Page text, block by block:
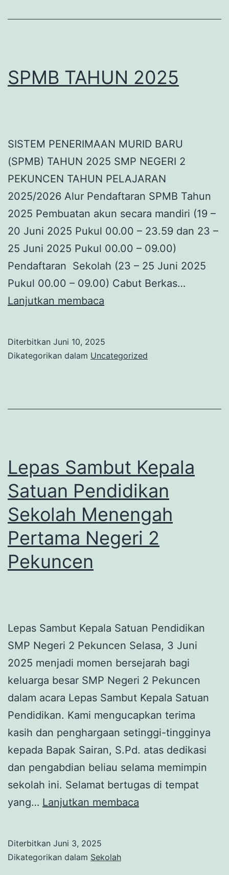
SPMB TAHUN 2025
SISTEM PENERIMAAN MURID BARU
(SPMB) TAHUN 2025 SMP NEGERI 2
PEKUNCEN TAHUN PELAJARAN
2025/2026 Alur Pendaftaran SPMB Tahun
2025 Pembuatan akun secara mandiri (19 –
20 Juni 2025 Pukul 00.00 – 23.59 dan 23 –
25 Juni 2025 Pukul 00.00 – 09.00)
Pendaftaran Sekolah (23 – 25 Juni 2025
Pukul 00.00 – 09.00) Cabut Berkas…
Lanjutkan membaca
Diterbitkan Juni 10, 2025
Dikategorikan dalam Uncategorized
Lepas Sambut Kepala
Satuan Pendidikan
Sekolah Menengah
Pertama Negeri 2
Pekuncen
Lepas Sambut Kepala Satuan Pendidikan
SMP Negeri 2 Pekuncen Selasa, 3 Juni
2025 menjadi momen bersejarah bagi
keluarga besar SMP Negeri 2 Pekuncen
dalam acara Lepas Sambut Kepala Satuan
Pendidikan. Kami mengucapkan terima
kasih dan penghargaan setinggi-tingginya
kepada Bapak Sairan, S.Pd. atas dedikasi
dan pengabdian beliau selama memimpin
sekolah ini. Selamat bertugas di tempat
yang… Lanjutkan membaca
Diterbitkan Juni 3, 2025
Dikategorikan dalam Sekolah